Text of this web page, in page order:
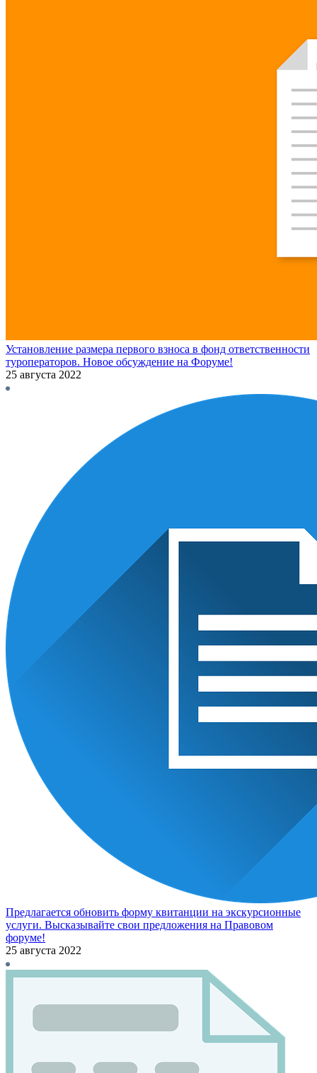
Установление размера первого взноса в фонд ответственности
туроператоров. Новое обсуждение на Форуме!
25 августа 2022
Предлагается обновить форму квитанции на экскурсионные
услуги. Высказывайте свои предложения на Правовом
форуме!
25 августа 2022